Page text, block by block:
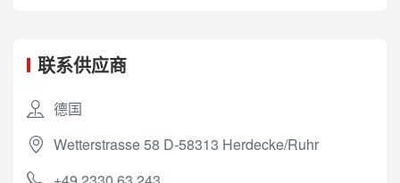
联系供应商
德国
Wetterstrasse 58 D-58313 Herdecke/Ruhr